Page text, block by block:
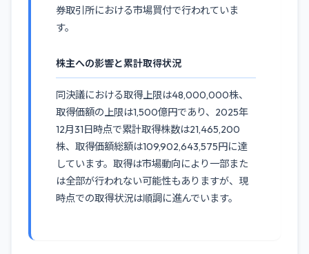
券取引所における市場買付で行われていま
す。
株主への影響と累計取得状況
同決議における取得上限は48,000,000株、
取得価額の上限は1,500億円であり、2025年
12月31日時点で累計取得株数は21,465,200
株、取得価額総額は109,902,643,575円に達
しています。取得は市場動向により一部また
は全部が行われない可能性もありますが、現
時点での取得状況は順調に進んでいます。